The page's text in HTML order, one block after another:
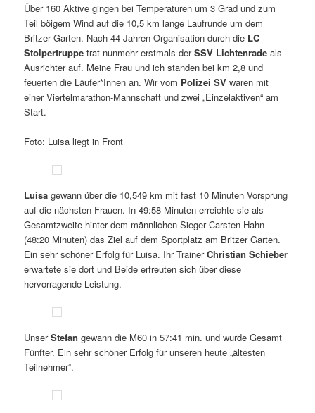
Über 160 Aktive gingen bei Temperaturen um 3 Grad und zum
Teil böigem Wind auf die 10,5 km lange Laufrunde um dem
Britzer Garten. Nach 44 Jahren Organisation durch die LC
Stolpertruppetrat nunmehr erstmals derSSV Lichtenrade als
Ausrichter auf. Meine Frau und ich standen bei km 2,8 und
feuerten die Läufer*Innen an. Wir vom Polizei SVwaren mit
einer Viertelmarathon-Mannschaft und zwei „Einzelaktiven“ am
Start.
Foto: Luisa liegt in Front
Luisagewann über die 10,549 km mit fast 10 Minuten Vorsprung
auf die nächsten Frauen. In 49:58 Minuten erreichte sie als
Gesamtzweite hinter dem männlichen Sieger Carsten Hahn
(48:20 Minuten) das Ziel auf dem Sportplatz am Britzer Garten.
Ein sehr schöner Erfolg für Luisa. Ihr TrainerChristian Schieber
erwartete sie dort und Beide erfreuten sich über diese
hervorragende Leistung.
UnserStefangewann die M60 in 57:41 min. und wurde Gesamt
Fünfter. Ein sehr schöner Erfolg für unseren heute „ältesten
Teilnehmer“.